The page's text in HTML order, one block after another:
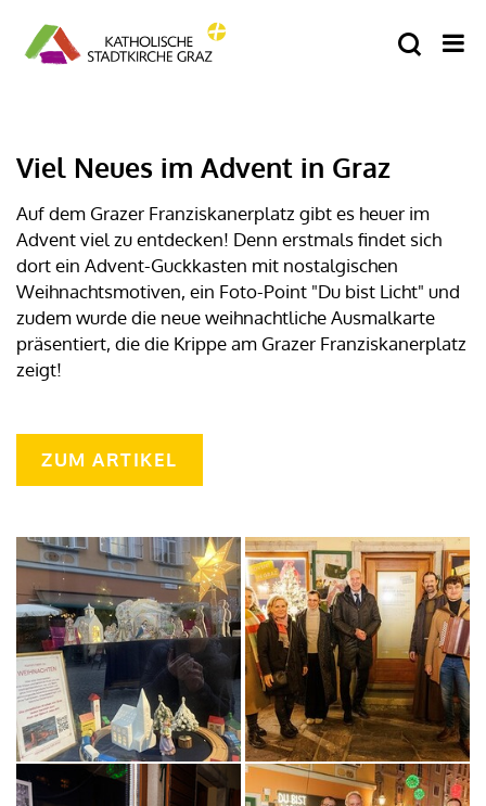
Viel Neues im Advent in Graz
Auf dem Grazer Franziskanerplatz gibt es heuer im
Advent viel zu entdecken! Denn erstmals findet sich
dort ein Advent-Guckkasten mit nostalgischen
Weihnachtsmotiven, ein Foto-Point "Du bist Licht" und
zudem wurde die neue weihnachtliche Ausmalkarte
präsentiert, die die Krippe am Grazer Franziskanerplatz
zeigt!
ZUM ARTIKEL